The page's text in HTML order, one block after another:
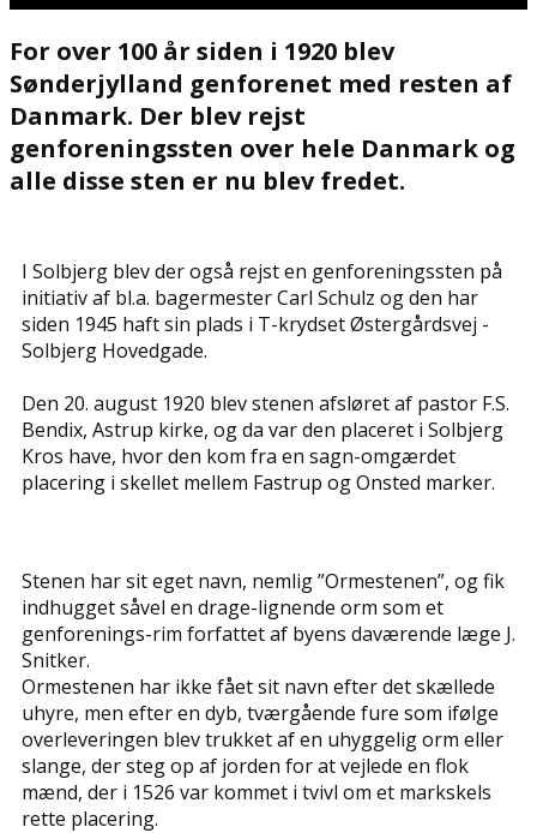
For over 100 år siden i 1920 blev
Sønderjylland genforenet med resten af
Danmark. Der blev rejst
genforeningssten over hele Danmark og
alle disse sten er nu blev fredet.
I Solbjerg blev der også rejst en genforeningssten på
initiativ af bl.a. bagermester Carl Schulz og den har
siden 1945 haft sin plads i T-krydset Østergårdsvej -
Solbjerg Hovedgade.
Den 20. august 1920 blev stenen afsløret af pastor F.S.
Bendix, Astrup kirke, og da var den placeret i Solbjerg
Kros have, hvor den kom fra en sagn-omgærdet
placering i skellet mellem Fastrup og Onsted marker.
Stenen har sit eget navn, nemlig ”Ormestenen”, og fik
indhugget såvel en drage-lignende orm som et
genforenings-rim forfattet af byens daværende læge J.
Snitker.
Ormestenen har ikke fået sit navn efter det skællede
uhyre, men efter en dyb, tværgående fure som ifølge
overleveringen blev trukket af en uhyggelig orm eller
slange, der steg op af jorden for at vejlede en flok
mænd, der i 1526 var kommet i tvivl om et markskels
rette placering.